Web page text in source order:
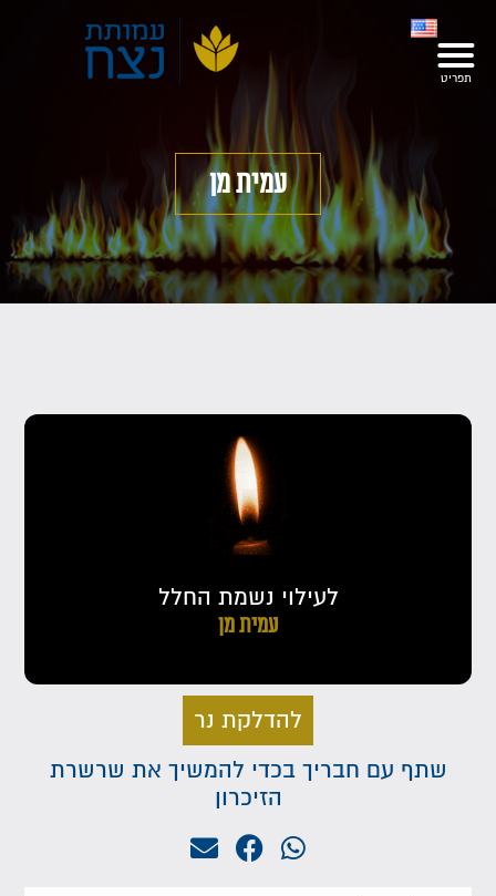
עמית מן
לעילוי נשמת החלל
עמית מן
להדלקת נר
שתף עם חבריך בכדי להמשיך את שרשרת
הזיכרון